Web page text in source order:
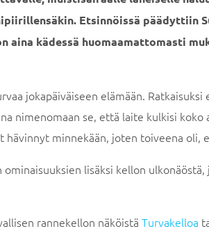
Etsinnöissä päädyttiin
aina kädessä huomaamattomasti
jokapäiväiseen elämään.
nimenomaan se, että laite kulkisi
hävinnyt minnekään, joten toiveena
lisäksi kellon
rannekellon näköistä Turvakelloa